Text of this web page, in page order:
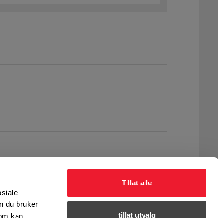
du bruker
kan
Tillat alle
tillat utvalg